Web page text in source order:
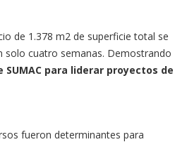
de 1.378 m2 de superficie total se
solo cuatro semanas. Demostrando
SUMAC para liderar proyectos de
fueron determinantes para